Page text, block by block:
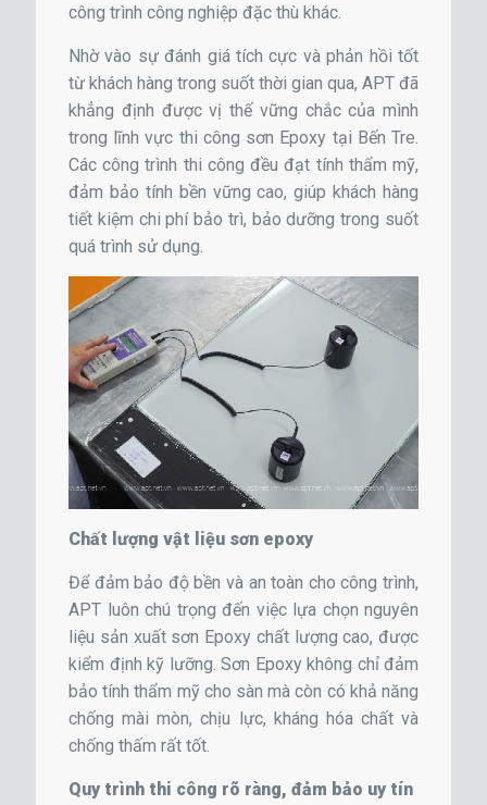
công trình công nghiệp đặc thù khác.
Nhờ vào sự đánh giá tích cực và phản hồi tốt
từ khách hàng trong suốt thời gian qua, APT đã
khẳng định được vị thế vững chắc của mình
trong lĩnh vực thi công sơn Epoxy tại Bến Tre.
Các công trình thi công đều đạt tính thẩm mỹ,
đảm bảo tính bền vững cao, giúp khách hàng
tiết kiệm chi phí bảo trì, bảo dưỡng trong suốt
quá trình sử dụng.
Chất lượng vật liệu sơn epoxy
Để đảm bảo độ bền và an toàn cho công trình,
APT luôn chú trọng đến việc lựa chọn nguyên
liệu sản xuất sơn Epoxy chất lượng cao, được
kiểm định kỹ lưỡng. Sơn Epoxy không chỉ đảm
bảo tính thẩm mỹ cho sàn mà còn có khả năng
chống mài mòn, chịu lực, kháng hóa chất và
chống thấm rất tốt.
Quy trình thi công rõ ràng, đảm bảo uy tín